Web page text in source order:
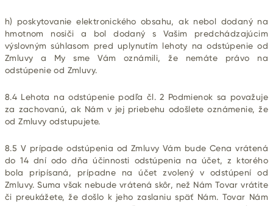
h) poskytovanie elektronického obsahu, ak nebol dodaný na
hmotnom nosiči a bol dodaný s Vašim predchádzajúcim
výslovným súhlasom pred uplynutím lehoty na odstúpenie od
Zmluvy a My sme Vám oznámili, že nemáte právo na
odstúpenie od Zmluvy.
8.4 Lehota na odstúpenie podľa čl. 2 Podmienok sa považuje
za zachovanú, ak Nám v jej priebehu odošlete oznámenie, že
od Zmluvy odstupujete.
8.5 V prípade odstúpenia od Zmluvy Vám bude Cena vrátená
do 14 dní odo dňa účinnosti odstúpenia na účet, z ktorého
bola pripísaná, prípadne na účet zvolený v odstúpení od
Zmluvy. Suma však nebude vrátená skôr, než Nám Tovar vrátite
či preukážete, že došlo k jeho zaslaniu späť Nám. Tovar Nám